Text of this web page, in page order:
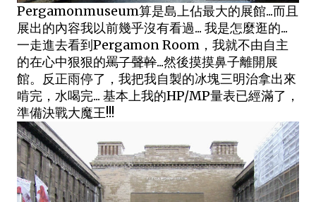
Pergamonmuseum算是島上佔最大的展館...而且
展出的內容我以前幾乎沒有看過... 我是怎麼逛的...
一走進去看到Pergamon Room，我就不由自主
的在心中狠狠的罵了聲幹...然後摸摸鼻子離開展
館。反正雨停了，我把我自製的冰塊三明治拿出來
啃完，水喝完... 基本上我的HP/MP量表已經滿了，
準備決戰大魔王!!!